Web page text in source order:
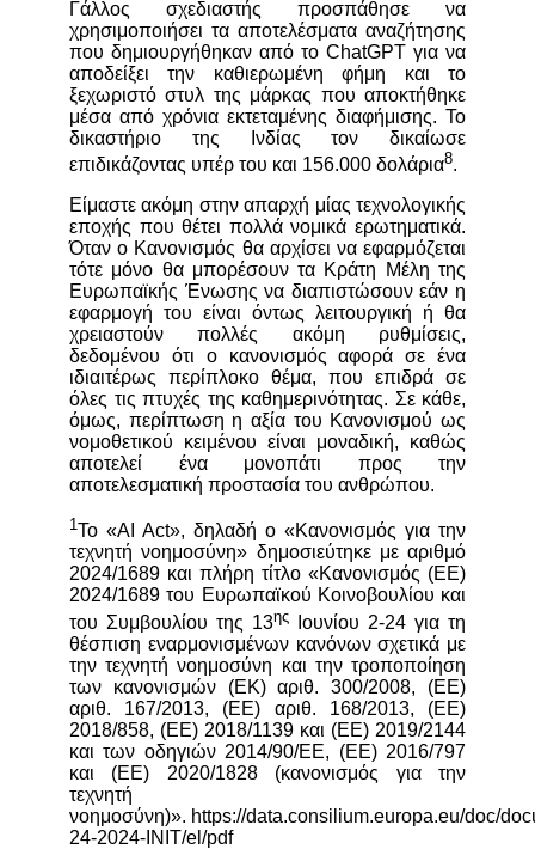
Γάλλος σχεδιαστής προσπάθησε να
χρησιμοποιήσει τα αποτελέσματα αναζήτησης
που δημιουργήθηκαν από το ChatGPT για να
αποδείξει την καθιερωμένη φήμη και το
ξεχωριστό στυλ της μάρκας που αποκτήθηκε
μέσα από χρόνια εκτεταμένης διαφήμισης. Το
δικαστήριο της Ινδίας τον δικαίωσε
επιδικάζοντας υπέρ του και 156.000 δολάρια8.
Είμαστε ακόμη στην απαρχή μίας τεχνολογικής
εποχής που θέτει πολλά νομικά ερωτηματικά.
Όταν ο Κανονισμός θα αρχίσει να εφαρμόζεται
τότε μόνο θα μπορέσουν τα Κράτη Μέλη της
Ευρωπαϊκής Ένωσης να διαπιστώσουν εάν η
εφαρμογή του είναι όντως λειτουργική ή θα
χρειαστούν πολλές ακόμη ρυθμίσεις,
δεδομένου ότι ο κανονισμός αφορά σε ένα
ιδιαιτέρως περίπλοκο θέμα, που επιδρά σε
όλες τις πτυχές της καθημερινότητας. Σε κάθε,
όμως, περίπτωση η αξία του Κανονισμού ως
νομοθετικού κειμένου είναι μοναδική, καθώς
αποτελεί ένα μονοπάτι προς την
αποτελεσματική προστασία του ανθρώπου.
1 Το «AI Act», δηλαδή ο «Κανονισμός για την
τεχνητή νοημοσύνη» δημοσιεύτηκε με αριθμό
2024/1689 και πλήρη τίτλο «Κανονισμός (ΕΕ)
2024/1689 του Ευρωπαϊκού Κοινοβουλίου και
του Συμβουλίου της 13ης Ιουνίου 2-24 για τη
θέσπιση εναρμονισμένων κανόνων σχετικά με
την τεχνητή νοημοσύνη και την τροποποίηση
των κανονισμών (ΕΚ) αριθ. 300/2008, (ΕΕ)
αριθ. 167/2013, (ΕΕ) αριθ. 168/2013, (ΕΕ)
2018/858, (ΕΕ) 2018/1139 και (ΕΕ) 2019/2144
και των οδηγιών 2014/90/ΕΕ, (ΕΕ) 2016/797
και (ΕΕ) 2020/1828 (κανονισμός για την
τεχνητή
νοημοσύνη)». https://data.consilium.europa.eu/doc/
24-2024-INIT/el/pdf